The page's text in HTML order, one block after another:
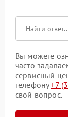
Вы можете
часто
сервисный
телефону+7
свой вопрос.